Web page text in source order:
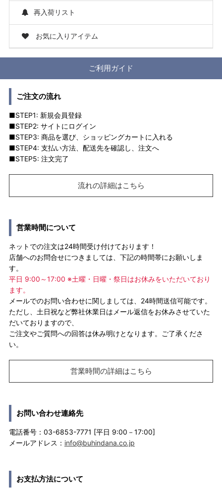
再入荷リスト
お気に入りアイテム
ご利用ガイド
ご注文の流れ
■STEP1: 新規会員登録
■STEP2: サイトにログイン
■STEP3: 商品を選び、ショッピングカートに入れる
■STEP4: 支払い方法、配送先を確認し、注文へ
■STEP5: 注文完了
流れの詳細はこちら
営業時間について
ネットでの注文は24時間受け付けております！
店舗へのお問合せにつきましては、下記の時間帯にお願いしま
す。
平日 9:00～17:00 ※土曜・日曜・祭日はお休みをいただいており
ます。
メールでのお問い合わせに関しましては、24時間送信可能です。
ただし、土日祝など弊社休業日はメール返信をお休みさせていた
だいておりますので、
ご注文やご質問への回答は休み明けとなります。ご了承くださ
い。
営業時間の詳細はこちら
お問い合わせ連絡先
電話番号：03-6853-7771 [平日 9:00－17:00]
メールアドレス： info@buhindana.co.jp
お支払方法について